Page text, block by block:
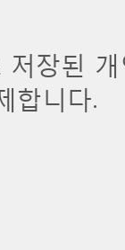
장된
합니다.